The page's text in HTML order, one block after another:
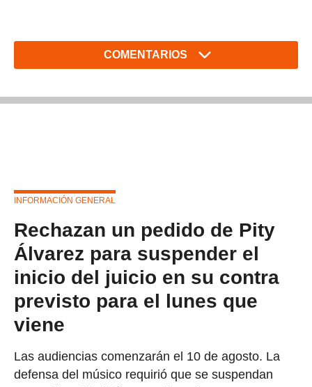
COMENTARIOS